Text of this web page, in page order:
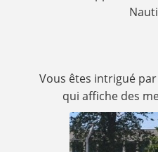
Vous êtes intrigué
qui affiche des